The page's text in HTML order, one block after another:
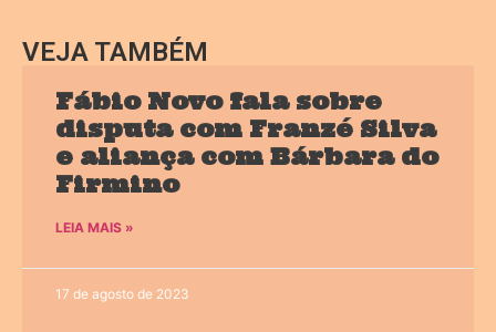
VEJA TAMBÉM
Fábio Novo fala sobre
disputa com Franzé Silva
e aliança com Bárbara do
Firmino
LEIA MAIS »
17 de agosto de 2023